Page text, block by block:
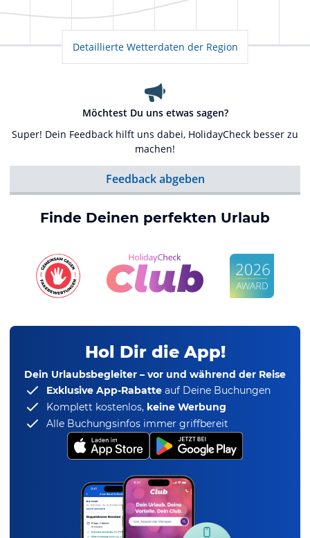
Detaillierte Wetterdaten der Region
Möchtest Du uns etwas sagen?
Super! Dein Feedback hilft uns dabei, HolidayCheck besser zu
machen!
Feedback abgeben
Finde Deinen perfekten Urlaub
Hol Dir die App!
Dein Urlaubsbegleiter – vor und während der Reise
Exklusive App-Rabatte auf Deine Buchungen
Komplett kostenlos, keine Werbung
Alle Buchungsinfos immer griffbereit